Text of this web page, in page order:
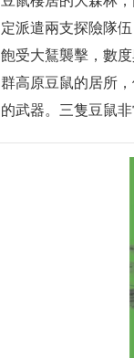
定派遣兩支探險隊
飽受大鵟襲擊，數
群高原豆鼠的居所
的武器。三隻豆鼠